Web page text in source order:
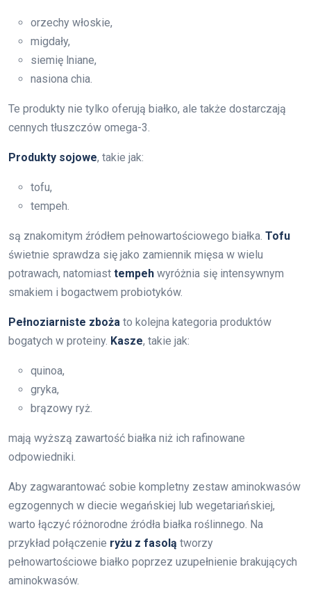
orzechy włoskie,
migdały,
siemię lniane,
nasiona chia.
Te produkty nie tylko oferują białko, ale także dostarczają
cennych tłuszczów omega-3.
Produkty sojowe, takie jak:
tofu,
tempeh.
są znakomitym źródłem pełnowartościowego białka. Tofu
świetnie sprawdza się jako zamiennik mięsa w wielu
potrawach, natomiast tempeh wyróżnia się intensywnym
smakiem i bogactwem probiotyków.
Pełnoziarniste zboża to kolejna kategoria produktów
bogatych w proteiny. Kasze, takie jak:
quinoa,
gryka,
brązowy ryż.
mają wyższą zawartość białka niż ich rafinowane
odpowiedniki.
Aby zagwarantować sobie kompletny zestaw aminokwasów
egzogennych w diecie wegańskiej lub wegetariańskiej,
warto łączyć różnorodne źródła białka roślinnego. Na
przykład połączenie ryżu z fasolą tworzy
pełnowartościowe białko poprzez uzupełnienie brakujących
aminokwasów.